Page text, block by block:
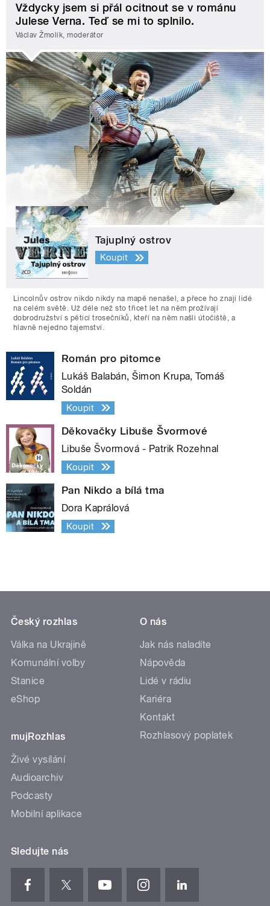
Vždycky jsem si přál ocitnout se v románu
Julese Verna. Teď se mi to splnilo.
Václav Žmolík, moderátor
Tajuplný ostrov
Koupit
Lincolnův ostrov nikdo nikdy na mapě nenašel, a přece ho znají lidé
na celém světě. Už déle než sto třicet let na něm prožívají
dobrodružství s pěticí trosečníků, kteří na něm našli útočiště, a
hlavně nejedno tajemství.
Román pro pitomce
Lukáš Balabán, Šimon Krupa, Tomáš
Soldán
Koupit
Děkovačky Libuše Švormové
Libuše Švormová - Patrik Rozehnal
Koupit
Pan Nikdo a bílá tma
Dora Kaprálová
Koupit
Český rozhlas
Válka na Ukrajině
Komunální volby
Stanice
eShop
mujRozhlas
Živé vysílání
Audioarchiv
Podcasty
Mobilní aplikace
O nás
Jak nás naladíte
Nápověda
Lidé v rádiu
Kariéra
Kontakt
Rozhlasový poplatek
Sledujte nás